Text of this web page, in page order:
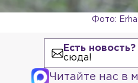
Фото:
Есть новость?
сюда!
Читайте нас в